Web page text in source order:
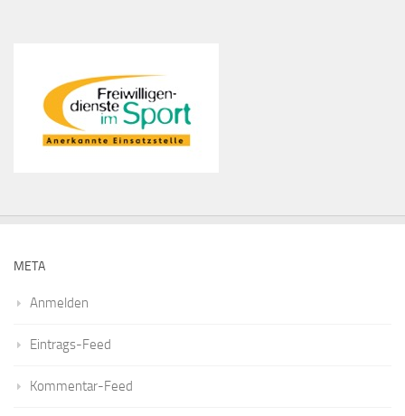
META
Anmelden
Eintrags-Feed
Kommentar-Feed